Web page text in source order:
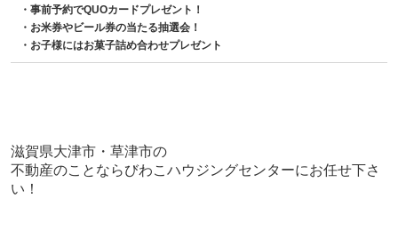
・事前予約でQUOカードプレゼント！
・お米券やビール券の当たる抽選会！
・お子様にはお菓子詰め合わせプレゼント
滋賀県大津市・草津市の
不動産のことならびわこハウジングセンターにお任せ下さ
い！